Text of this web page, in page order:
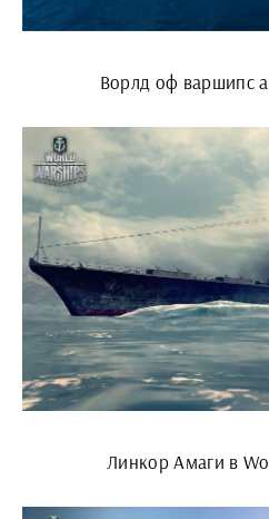
Ворлд оф варшипс
Линкор Амаги в